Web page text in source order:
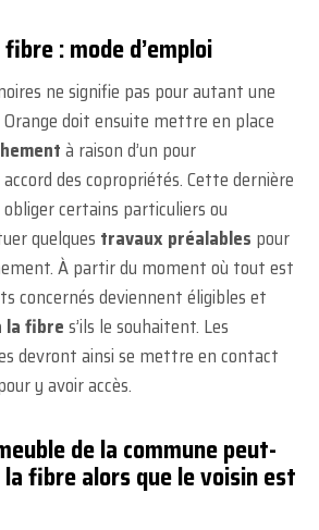
: mode d’emploi
ne signifie pas pour autant une
doit ensuite mettre en place
à raison d’un pour
des copropriétés. Cette dernière
certains particuliers ou
quelques travaux préalables pour
À partir du moment où tout est
concernés deviennent éligibles et
la fibres’ils le souhaitent. Les
devront ainsi se mettre en contact
y avoir accès.
de la commune peut-
fibre alors que le voisin est